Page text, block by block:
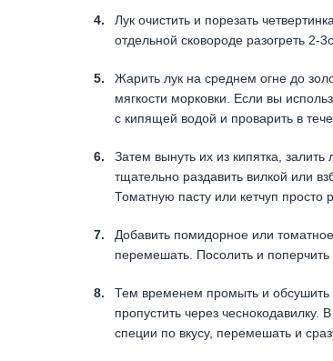
Лук очистить и порезать
отдельной сковороде разогреть 2-
Жарить лук на среднем огне до
мягкости морковки. Если вы
с кипящей водой и проварить в
Затем вынуть их из кипятка,
тщательно раздавить вилкой или
Томатную пасту или кетчуп просто
Добавить помидорное или
перемешать. Посолить и
Тем временем промыть и обсушить
пропустить через чеснокодавилку.
специи по вкусу, перемешать и